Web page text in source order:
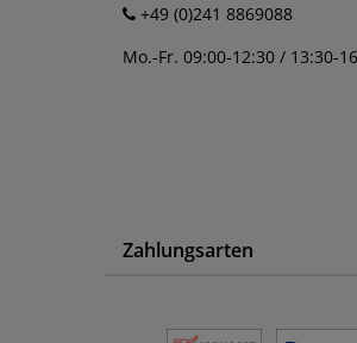
+49 (0)241 8869088
Mo.-Fr. 09:00-12:30 / 13:30-
Zahlungsarten